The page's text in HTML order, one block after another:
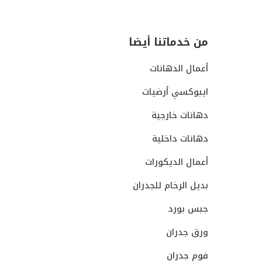
من خدماتنا أيضا
أعمال الدهانات
ايبوكسي أرضيات
دهانات خارجية
دهانات داخلية
أعمال الديكورات
بديل الرخام للجدران
جبس بورد
ورق جدران
فوم جدران